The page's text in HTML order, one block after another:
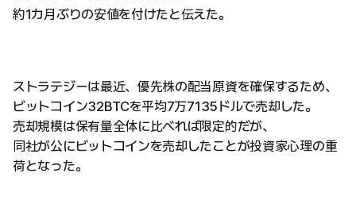
約1カ月ぶりの安値を付けたと伝えた。
ストラテジーは最近、優先株の配当原資を確保するため、
ビットコイン32BTCを平均7万7135ドルで売却した。
売却規模は保有量全体に比べれば限定的だが、
同社が公にビットコインを売却したことが投資家心理の重
荷となった。